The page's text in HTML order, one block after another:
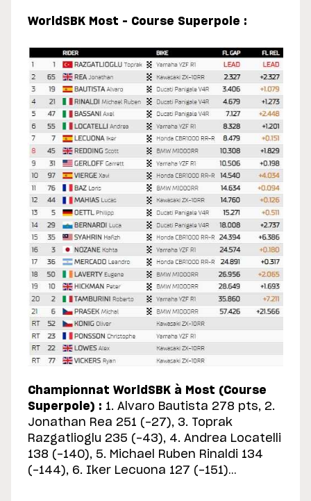
WorldSBK Most – Course Superpole :
Championnat WorldSBK à Most (Course
Superpole) : 1. Alvaro Bautista 278 pts, 2.
Jonathan Rea 251 (-27), 3. Toprak
Razgatlioglu 235 (-43), 4. Andrea Locatelli
138 (-140), 5. Michael Ruben Rinaldi 134
(-144), 6. Iker Lecuona 127 (-151)…